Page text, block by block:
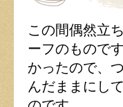
この間偶然立
ーフのもので
かったので、
んだままにし